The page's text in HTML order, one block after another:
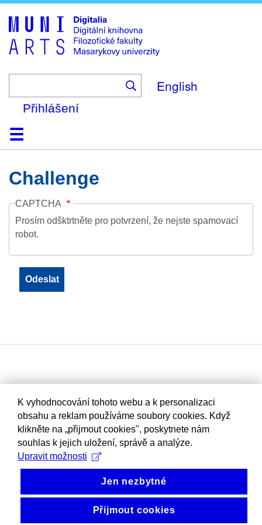
to
main
content
English
Přihlášení
DomůKolekce
Prohlížení
Vyhledávání
O platformě
Nápověda
KontaktDigitalia
Challenge
CAPTCHA
Prosím odšktrtněte pro potvrzení, že nejste spamovací
robot.
K vyhodnocování tohoto webu a k personalizaci
obsahu a reklam používáme soubory cookies. Když
klikněte na „přijmout cookies", poskytnete nám
souhlas k jejich uložení, správě a analýze.
Upravit možnosti
Jen nezbytné
Přijmout cookies